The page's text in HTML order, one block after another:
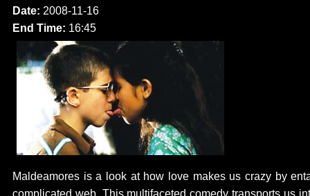
Date: 2008-11-16
End Time: 16:45
Maldeamores is a look at how love makes us crazy by
complicated web. This multifaceted comedy transports us